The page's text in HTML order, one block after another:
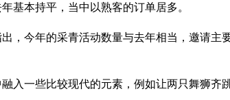
基本持平，当中以熟客的订单居多。
，今年的采青活动数量与去年相当，邀请
入一些比较现代的元素，例如让两只舞狮齐